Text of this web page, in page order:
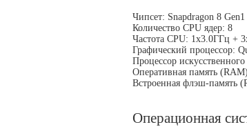
Чипсет: Snapdragon 8 Gen1
Количество CPU ядер: 8
Частота CPU: 1x3.0ГГц +
Графический процессор:
Процессор
Оперативная память
Встроенная флэш-память
Операционная